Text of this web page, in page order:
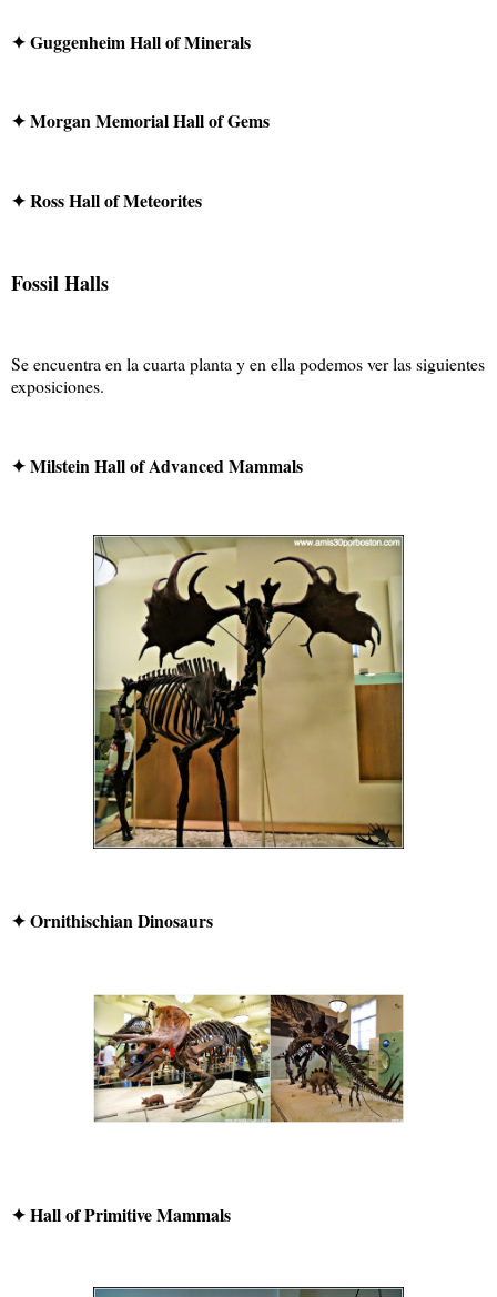
✦ Guggenheim Hall of Minerals
✦ Morgan Memorial Hall of Gems
✦ Ross Hall of Meteorites
Fossil Halls
Se encuentra en la cuarta planta y en ella podemos ver las siguientes
exposiciones.
✦ Milstein Hall of Advanced Mammals
✦ Ornithischian Dinosaurs
✦ Hall of Primitive Mammals